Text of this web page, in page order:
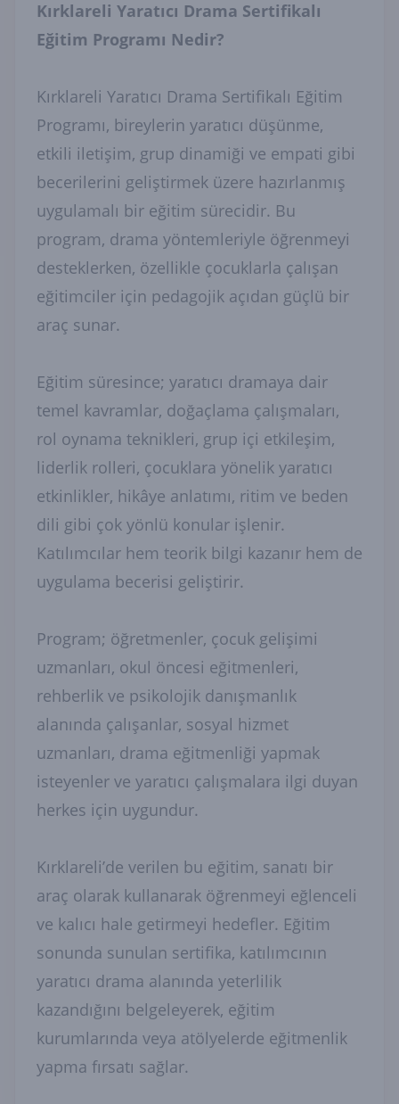
Kırklareli Yaratıcı Drama Sertifikalı
Eğitim Programı Nedir?
Kırklareli Yaratıcı Drama Sertifikalı Eğitim
Programı, bireylerin yaratıcı düşünme,
etkili iletişim, grup dinamiği ve empati gibi
becerilerini geliştirmek üzere hazırlanmış
uygulamalı bir eğitim sürecidir. Bu
program, drama yöntemleriyle öğrenmeyi
desteklerken, özellikle çocuklarla çalışan
eğitimciler için pedagojik açıdan güçlü bir
araç sunar.
Eğitim süresince; yaratıcı dramaya dair
temel kavramlar, doğaçlama çalışmaları,
rol oynama teknikleri, grup içi etkileşim,
liderlik rolleri, çocuklara yönelik yaratıcı
etkinlikler, hikâye anlatımı, ritim ve beden
dili gibi çok yönlü konular işlenir.
Katılımcılar hem teorik bilgi kazanır hem de
uygulama becerisi geliştirir.
Program; öğretmenler, çocuk gelişimi
uzmanları, okul öncesi eğitmenleri,
rehberlik ve psikolojik danışmanlık
alanında çalışanlar, sosyal hizmet
uzmanları, drama eğitmenliği yapmak
isteyenler ve yaratıcı çalışmalara ilgi duyan
herkes için uygundur.
Kırklareli’de verilen bu eğitim, sanatı bir
araç olarak kullanarak öğrenmeyi eğlenceli
ve kalıcı hale getirmeyi hedefler. Eğitim
sonunda sunulan sertifika, katılımcının
yaratıcı drama alanında yeterlilik
kazandığını belgeleyerek, eğitim
kurumlarında veya atölyelerde eğitmenlik
yapma fırsatı sağlar.